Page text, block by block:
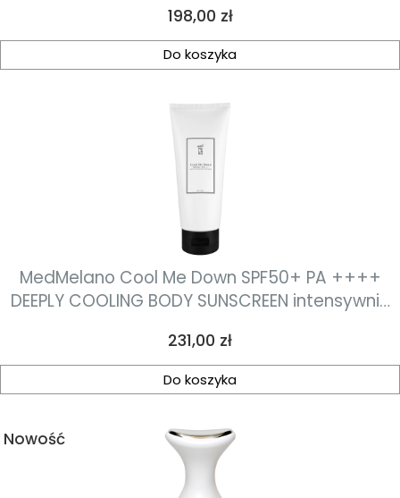
Cena
198,00 zł
Do koszyka
MedMelano Cool Me Down SPF50+ PA ++++
DEEPLY COOLING BODY SUNSCREEN intensywnie
chłodzenia 200ml
Cena
231,00 zł
Do koszyka
Nowość